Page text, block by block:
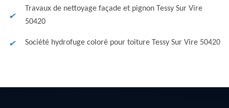
Travaux de nettoyage façade et pignon Tessy Sur Vire
50420
Société hydrofuge coloré pour toiture Tessy Sur Vire 50420